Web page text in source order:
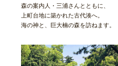
森の案内人・三浦さんとともに、
上町台地に築かれた古代湊へ。
海の神と、巨大楠の森を訪ねます。